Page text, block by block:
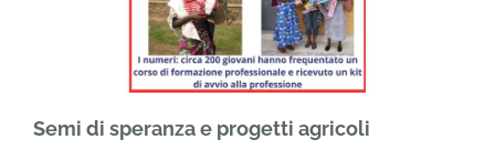
Semi di speranza e progetti agricoli